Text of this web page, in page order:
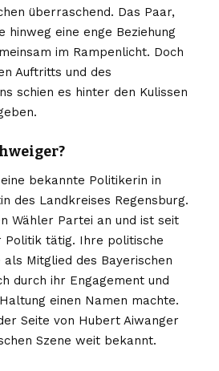
überraschend. Das Paar,
hinweg eine enge Beziehung
im Rampenlicht. Doch
Auftritts und des
schien es hinter den Kulissen
bekannte Politikerin in
des Landkreises Regensburg.
Wähler Partei an und ist seit
Politik tätig. Ihre politische
Mitglied des Bayerischen
durch ihr Engagement und
einen Namen machte.
Seite von Hubert Aiwanger
Szene weit bekannt.